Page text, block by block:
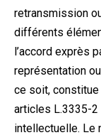
retransmission
différents
l’accord exprès
représentation
ce soit,
articles L.3335-
intellectuelle. Le